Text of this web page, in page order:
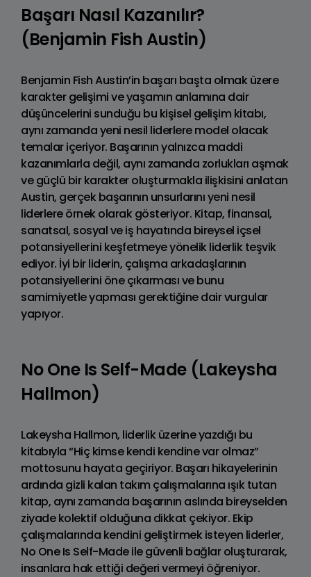
Başarı Nasıl Kazanılır?
(Benjamin Fish Austin)
Benjamin Fish Austin’in başarı başta olmak üzere
karakter gelişimi ve yaşamın anlamına dair
düşüncelerini sunduğu bu kişisel gelişim kitabı,
aynı zamanda yeni nesil liderlere model olacak
temalar içeriyor. Başarının yalnızca maddi
kazanımlarla değil, aynı zamanda zorlukları aşmak
ve güçlü bir karakter oluşturmakla ilişkisini anlatan
Austin, gerçek başarının unsurlarını yeni nesil
liderlere örnek olarak gösteriyor. Kitap, finansal,
sanatsal, sosyal ve iş hayatında bireysel içsel
potansiyellerini keşfetmeye yönelik liderlik teşvik
ediyor. İyi bir liderin, çalışma arkadaşlarının
potansiyellerini öne çıkarması ve bunu
samimiyetle yapması gerektiğine dair vurgular
yapıyor.
No One Is Self-Made (Lakeysha
Hallmon)
Lakeysha Hallmon, liderlik üzerine yazdığı bu
kitabıyla “Hiç kimse kendi kendine var olmaz”
mottosunu hayata geçiriyor. Başarı hikayelerinin
ardında gizli kalan takım çalışmalarına ışık tutan
kitap, aynı zamanda başarının aslında bireyselden
ziyade kolektif olduğuna dikkat çekiyor. Ekip
çalışmalarında kendini geliştirmek isteyen liderler,
No One Is Self-Made ile güvenli bağlar oluşturarak,
insanlara hak ettiği değeri vermeyi öğreniyor.